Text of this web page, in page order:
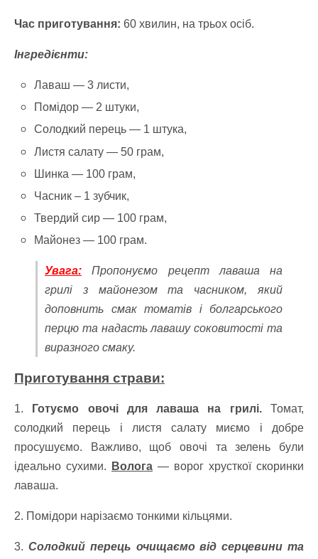
Час приготування: 60 хвилин, на трьох осіб.
Інгредієнти:
Лаваш — 3 листи,
Помідор — 2 штуки,
Солодкий перець — 1 штука,
Листя салату — 50 грам,
Шинка — 100 грам,
Часник – 1 зубчик,
Твердий сир — 100 грам,
Майонез — 100 грам.
Увага: Пропонуємо рецепт лаваша на
грилі з майонезом та часником, який
доповнить смак томатів і болгарського
перцю та надасть лавашу соковитості та
виразного смаку.
Приготування страви:
1. Готуємо овочі для лаваша на грилі.Томат,
солодкий перець і листя салату миємо і добре
просушуємо. Важливо, щоб овочі та зелень були
ідеально сухими.
Волога — ворог хрусткої скоринки
лаваша.
2. Помідори нарізаємо тонкими кільцями.
3. Солодкий перець очищаємо від серцевини та